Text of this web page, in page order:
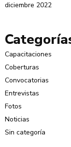
diciembre 2022
Capacitaciones
Coberturas
Convocatorias
Entrevistas
Fotos
Noticias
Sin categoría